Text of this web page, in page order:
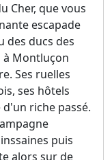
Cher, que vous
escapade
des ducs des
à Montluçon
Ses ruelles
ses hôtels
riche passé.
puis
alors sur de